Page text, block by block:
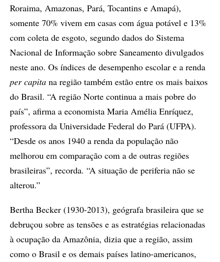
Roraima, Amazonas, Pará, Tocantins e Amapá),
somente 70% vivem em casas com água potável e 13%
com coleta de esgoto, segundo dados do Sistema
Nacional de Informação sobre Saneamento divulgados
neste ano. Os índices de desempenho escolar e a renda
per capita na região também estão entre os mais baixos
do Brasil. “A região Norte continua a mais pobre do
país”, afirma a economista Maria Amélia Enríquez,
professora da Universidade Federal do Pará (UFPA).
“Desde os anos 1940 a renda da população não
melhorou em comparação com a de outras regiões
brasileiras”, recorda. “A situação de periferia não se
alterou.”
Bertha Becker (1930-2013), geógrafa brasileira que se
debruçou sobre as tensões e as estratégias relacionadas
à ocupação da Amazônia, dizia que a região, assim
como o Brasil e os demais países latino-americanos,